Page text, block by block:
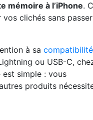
mémoire à l’iPhone.
clichés sans passer
à sa compatibilité
ou USB-C,
est simple : vous
produits